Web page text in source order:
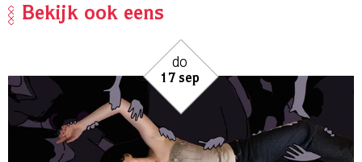
Bekijk ook eens
do
17 sep